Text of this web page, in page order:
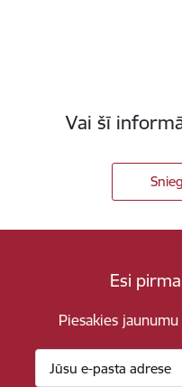
Vai šī
Esi
Piesakies